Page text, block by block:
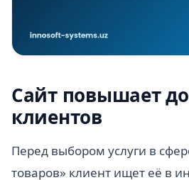
Сайт повышает
клиентов
Перед выбором услуги в
товаров» клиент ищет её в